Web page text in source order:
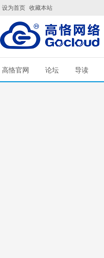
设为首页 收藏本站
高恪官网 论坛 导读